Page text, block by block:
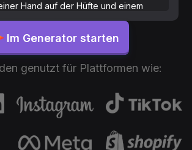
Hand auf der Hüfte und einem
im Gesicht. Sie hält ein
was die verspielte und fröhliche
der Szene unterstreicht.
Im Generator starten
genutzt für Plattformen wie: